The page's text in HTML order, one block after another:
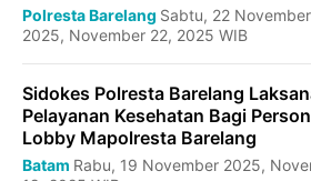
Polresta Barelang Sabtu, 22 November
2025, November 22, 2025 WIB
Sidokes Polresta Barelang
Pelayanan Kesehatan Bagi
Lobby Mapolresta Barelang
Batam Rabu, 19 November 2025,